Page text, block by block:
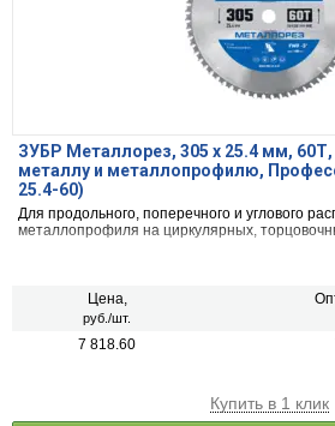
ЗУБР Металлорез, 305 х 25.4 мм,
металлу и металлопрофилю,
25.4-60)
Для продольного, поперечного и углового
металлопрофиля на циркулярных,
Цена,
руб./шт.
7 818.60
Купить в 1 клик